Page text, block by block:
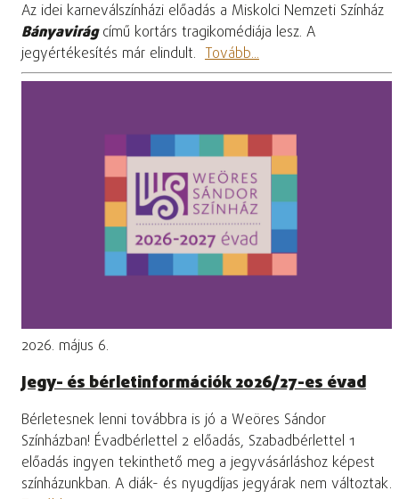
Az idei karneválszínházi előadás a Miskolci Nemzeti Színház
Bányavirágcímű kortárs tragikomédiája lesz. A
jegyértékesítés már elindult. Tovább...
2026. május 6.
Jegy- és bérletinformációk 2026/27-es évad
Bérletesnek lenni továbbra is jó a Weöres Sándor
Színházban! Évadbérlettel 2 előadás, Szabadbérlettel 1
előadás ingyen tekinthető meg a jegyvásárláshoz képest
színházunkban. A diák- és nyugdíjas jegyárak nem változtak.